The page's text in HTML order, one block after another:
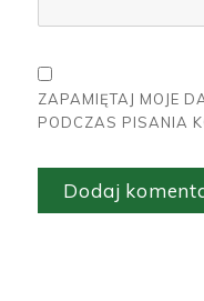
ZAPAMIĘTAJ MOJE
PODCZAS PISANIA